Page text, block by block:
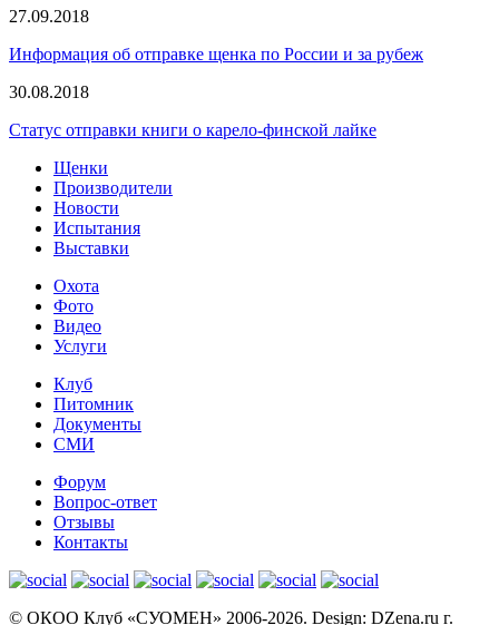
27.09.2018
Информация об отправке щенка по России и за рубеж
30.08.2018
Статус отправки книги о карело-финской лайке
Щенки
Производители
Новости
Испытания
Выставки
Охота
Фото
Видео
Услуги
Клуб
Питомник
Документы
СМИ
Форум
Вопрос-ответ
Отзывы
Контакты
© OКОО Клуб «СУОМЕН» 2006-2026. Design: DZena.ru г.